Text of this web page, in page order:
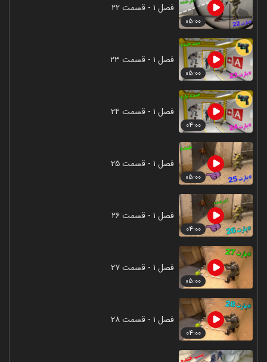
۰۵:۰۰
فصل ۱ - قسمت ۲۲
۰۵:۰۰
فصل ۱ - قسمت ۲۳
۰۴:۰۰
فصل ۱ - قسمت ۲۴
۰۵:۰۰
فصل ۱ - قسمت ۲۵
۰۴:۰۰
فصل ۱ - قسمت ۲۶
۰۵:۰۰
فصل ۱ - قسمت ۲۷
۰۴:۰۰
فصل ۱ - قسمت ۲۸